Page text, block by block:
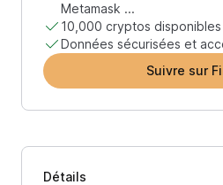
Metamask ...
10,000 cryptos disponibles
Données sécurisées et
Suivre sur
Détails